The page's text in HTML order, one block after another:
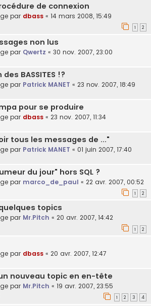
de connexion
par dbass « 14 mars 2008, 15:49
1 2
non lus
par Qwertz « 30 nov. 2007, 23:00
BASSITES !?
par Patrick MANET « 23 nov. 2007, 18:49
pour se produire
par dbass « 23 nov. 2007, 11:34
tous les messages de ..."
par Patrick MANET « 01 juin 2007, 17:40
du jour" hors SQL ?
par marco_de_paul « 22 avr. 2007, 00:52
1 2
topics
par Mr.Pitch « 20 avr. 2007, 14:42
1 2
par dbass « 20 avr. 2007, 12:47
nouveau topic en en-tête
par Mr.Pitch « 19 avr. 2007, 23:55
1 2 3 4